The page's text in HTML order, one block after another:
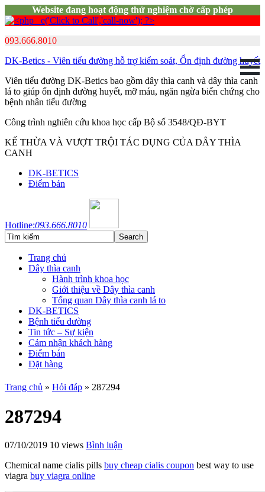
Website đang hoạt động thử nghiệm chờ cấp phép
093.666.8010
DK-Betics - Viên tiểu đường hỗ trợ kiểm soát, Ổn định đường huyết
Viên tiểu đường DK-Betics bao gồm dây thìa canh và dây thìa canh
lá to giúp ổn định đường huyết, mỡ máu, ngăn ngừa biến chứng cho
bệnh nhân tiểu đường
Công trình nghiên cứu khoa học cấp Bộ số 3548/QĐ-BYT
KẾ THỪA VÀ VƯỢT TRỘI TÁC DỤNG CỦA DÂY THÌA
CANH
DK-BETICS
Điểm bán
Hotline:093.666.8010
Trang chủ
Dây thìa canh
Hành trình khoa học
Giới thiệu về Dây thìa canh
Tổng quan Dây thìa canh lá to
DK-BETICS
Bệnh tiểu đường
Tin tức – Sự kiện
Cảm nhận khách hàng
Điểm bán
Đặt hàng
Trang chủ » Hỏi đáp » 287294
287294
07/10/2019 10 views Bình luận
Chemical name cialis pills buy cheap cialis coupon best way to use
viagra buy viagra online